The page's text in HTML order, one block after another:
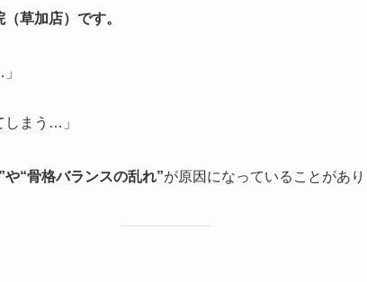
草加店）です。
しまう…」
や“骨格バランスの乱れ”が原因になっていることがあ